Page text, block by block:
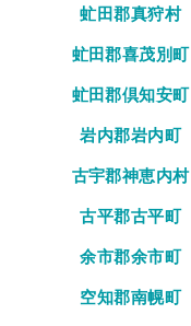
虻田郡真狩村
虻田郡喜茂別町
虻田郡倶知安町
岩内郡岩内町
古宇郡神恵内村
古平郡古平町
余市郡余市町
空知郡南幌町